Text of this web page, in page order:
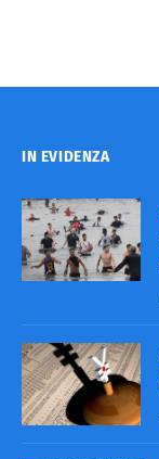
IN EVIDENZA